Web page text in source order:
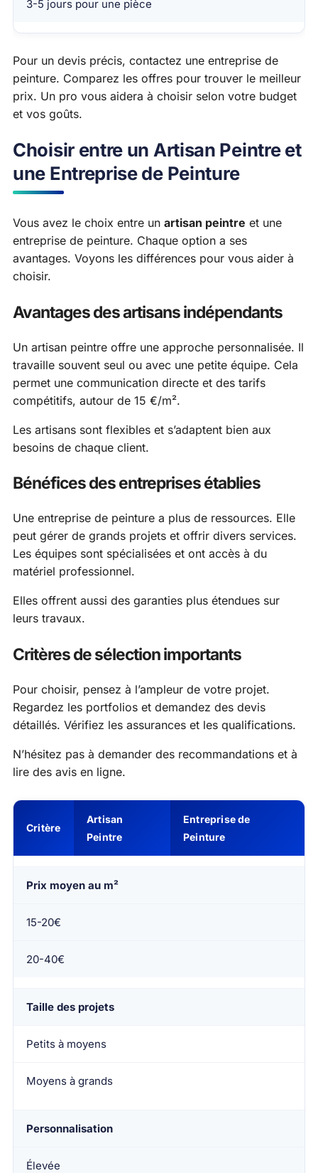
3-5 jours pour une pièce
Pour un devis précis, contactez une entreprise de
peinture. Comparez les offres pour trouver le meilleur
prix. Un pro vous aidera à choisir selon votre budget
et vos goûts.
Choisir entre un Artisan Peintre et
une Entreprise de Peinture
Vous avez le choix entre un artisan peintre et une
entreprise de peinture. Chaque option a ses
avantages. Voyons les différences pour vous aider à
choisir.
Avantages des artisans indépendants
Un artisan peintre offre une approche personnalisée. Il
travaille souvent seul ou avec une petite équipe. Cela
permet une communication directe et des tarifs
compétitifs, autour de 15 €/m².
Les artisans sont flexibles et s’adaptent bien aux
besoins de chaque client.
Bénéfices des entreprises établies
Une entreprise de peinture a plus de ressources. Elle
peut gérer de grands projets et offrir divers services.
Les équipes sont spécialisées et ont accès à du
matériel professionnel.
Elles offrent aussi des garanties plus étendues sur
leurs travaux.
Critères de sélection importants
Pour choisir, pensez à l’ampleur de votre projet.
Regardez les portfolios et demandez des devis
détaillés. Vérifiez les assurances et les qualifications.
N’hésitez pas à demander des recommandations et à
lire des avis en ligne.
Critère
Artisan
Peintre
Entreprise de
Peinture
Prix moyen au m²
15-20€
20-40€
Taille des projets
Petits à moyens
Moyens à grands
Personnalisation
Élevée